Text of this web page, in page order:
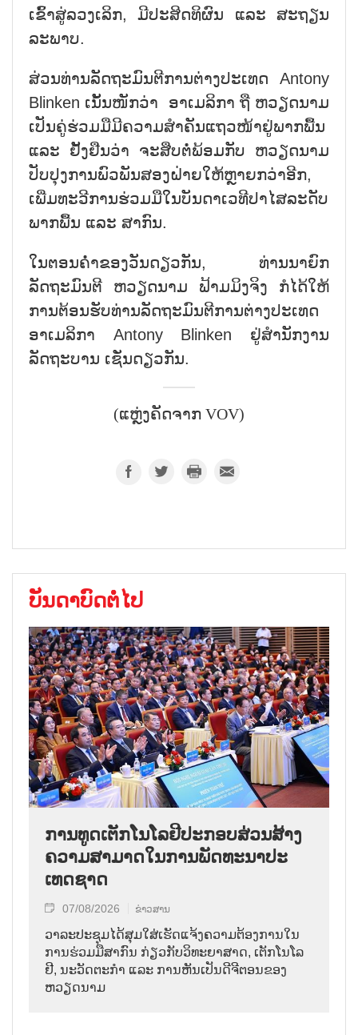
ເຂົ້າສູ່ລວງເລິກ, ມີປະສິດທິຜົນ ແລະ ສະຖຽນ
ລະພາບ.
ສ່ວນທ່ານລັດຖະມົນຕີການຕ່າງປະເທດ Antony
Blinken ເນັ້ນໜັກວ່າ ອາເມລິກາ ຖື ຫວຽດນາມ
ເປັນຄູ່ຮ່ວມມືມີຄວາມສຳຄັນແຖວໜ້າຢູ່ພາກພື້ນ
ແລະ ຢັ້ງຢືນວ່າ ຈະສືບຕໍ່ພ້ອມກັບ ຫວຽດນາມ
ປັບປຸງການພົວພັນສອງຝ່າຍໃຫ້ຫຼາຍກວ່າອີກ,
ເພີ່ມທະວີການຮ່ວມມືໃນບັນດາເວທີປາໄສລະດັບ
ພາກພື້ນ ແລະ ສາກົນ.
ໃນຕອນຄ່ຳຂອງວັນດຽວກັນ, ທ່ານນາຍົກ
ລັດຖະມົນຕີ ຫວຽດນາມ ຟ້າມມິງຈິງ ກໍໄດ້ໃຫ້
ການຕ້ອນຮັບທ່ານລັດຖະມົນຕີການຕ່າງປະເທດ
ອາເມລິກາ Antony Blinken ຢູ່ສຳນັກງານ
ລັດຖະບານ ເຊັ່ນດຽວກັນ.
(ແຫຼ່ງຄັດຈາກ VOV)
ບັນດາບົດຕໍ່ໄປ
ການ​ທູດ​ເຕັກ​ໂນ​ໂລ​ຢີ​ປະ​ກອບ​ສ່ວນ​ສ້າງ​
ຄວາມ​ສາ​ມາດ​ໃນ​ການ​ພັດ​ທະ​ນາ​ປະ​
ເທດ​ຊາດ
07/08/2026 ຂ່າວສານ
ວາ​ລະ​ປະ​ຊຸມ​ໄດ້​ສຸມ​ໃສ່​ເຮັດ​ແຈ້ງ​ຄວາມ​ຕ້ອງ​ການ​ໃນ​
ການ​ຮ່ວມ​ມື​ສາ​ກົນ ກ່ຽວ​ກັບ​ວິ​ທະ​ຍາ​ສາດ, ເຕັກ​ໂນ​ໂລ​
ຢີ, ນະ​ວັດ​ຕະ​ກຳ ແລະ ການ​ຫັນ​ເປັນ​ດີ​ຈີ​ຕອນ​ຂອງ
ຫວຽດ​ນາມ